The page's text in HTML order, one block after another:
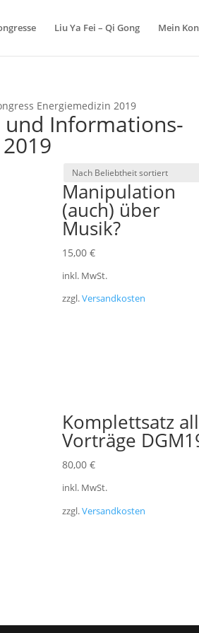
Liu Ya Fei – Qi Gong Mein
Energiemedizin 2019
und Informations-
Manipulation
(auch) über
Musik?
15,00 €
inkl. MwSt.
zzgl.Versandkosten
Komplettsatz
Vorträge
80,00 €
inkl. MwSt.
zzgl.Versandkosten